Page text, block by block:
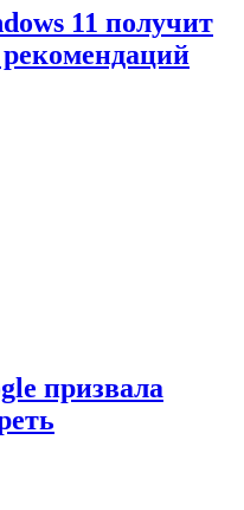
11 получит
призвала